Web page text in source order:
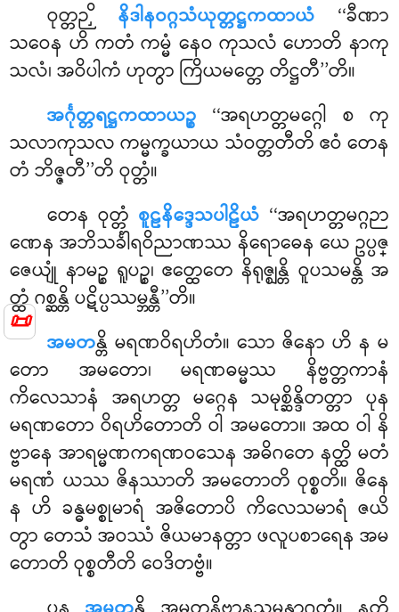
📜
ဝုတ္တဉှိနိဒါနဝဂ္ဂသံယုတ္တဋ္ဌကထာယံ ‘‘ခီဏာ
သဝေန ဟိ ကတံ ကမ္မံ နေဝ ကုသလံ ဟောတိ နာကု
သလံ၊ အဝိပါကံ ဟုတွာ ကြိယမတ္တေ တိဋ္ဌတီ’’တိ။
အင်္ဂုတ္တရဋ္ဌကထာယဉ္စ ‘‘အရဟတ္တမဂ္ဂေါ စ ကု
သလာကုသလ ကမ္မက္ခယာယ သံဝတ္တတီတိ ဧဝံ တေန
တံ ဘိဇ္ဇတီ’’တိ ဝုတ္တံ။
တေန ဝုတ္တံ စူဠနိဒ္ဒေသပါဠိယံ ‘‘အရဟတ္တမဂ္ဂဉာ
ဏေန အဘိသင်္ခါရဝိညာဏဿ နိရောဓေန ယေ ဥပ္ပဇ္
ဇေယျုံ နာမဉ္စ ရူပဉ္စ၊ ဧတ္ထေတေ နိရုဇ္ဈန္တိ ဝူပသမန္တိ အ
တ္ထံ ဂစ္ဆန္တိ ပဋိပ္ပဿမ္ဘန္တီ’’တိ။
အမတန္တိ မရဏဝိရဟိတံ။ သော ဇိနော ဟိ န မ
တော အမတော၊ မရဏဓမ္မဿ နိဗ္ဗတ္တကာနံ
ကိလေသာနံ အရဟတ္တ မဂ္ဂေန သမုစ္ဆိန္ဒိတတ္တာ ပုန
မရဏတော ဝိရဟိတောတိ ဝါ အမတော။ အထ ဝါ နိ
ဗ္ဗာနေ အာရမ္မဏကရဏဝသေန အဓိဂတေ နတ္ထိ မတံ
မရဏံ ယဿ ဇိနဿာတိ အမတောတိ ဝုစ္စတိ။ ဇိနေ
န ဟိ ခန္ဓမစ္စုမာရံ အဇိတောပိ ကိလေသမာရံ ဇယိ
တွာ တေသံ အဝဿံ ဇိယမာနတ္တာ ဖလူပစာရေန အမ
တောတိ ဝုစ္စတီတိ ဝေဒိတဗ္ဗံ။